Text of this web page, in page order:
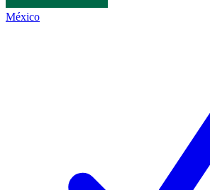
México